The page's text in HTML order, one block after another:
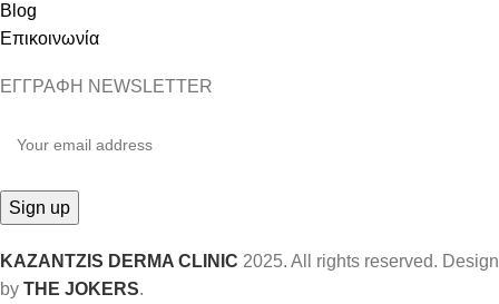
Blog
Επικοινωνία
ΕΓΓΡΑΦΗ NEWSLETTER
KAZANTZIS DERMA CLINIC 2025. All rights reserved. Design
by THE JOKERS.